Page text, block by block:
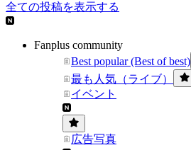
全ての投稿を表示する
Fanplus community
Best popular (Best of best)
最も人気（ライブ）
イベント
広告写真